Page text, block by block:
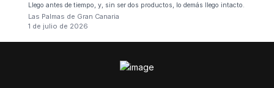
Llego antes de tiempo, y, sin ser dos productos, lo demás llego intacto.
Las Palmas de Gran Canaria
1 de julio de 2026